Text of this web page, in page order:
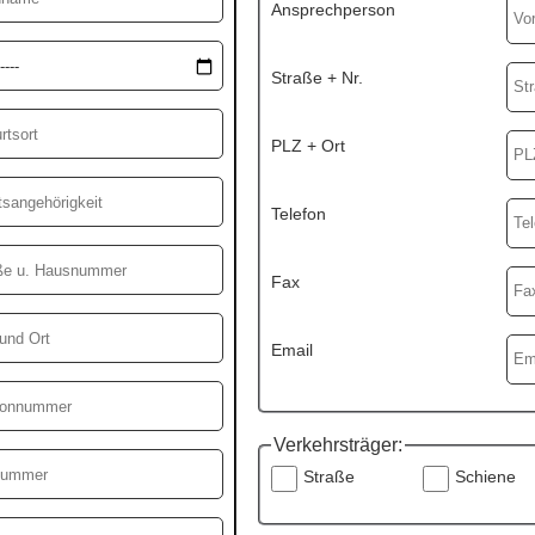
Ansprechperson
Straße + Nr.
PLZ + Ort
Telefon
Fax
Email
Verkehrsträger:
Straße Schiene